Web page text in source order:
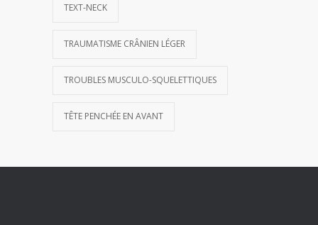
TEXT-NECK
TRAUMATISME CRÂNIEN LÉGER
TROUBLES MUSCULO-SQUELETTIQUES
TÊTE PENCHÉE EN AVANT